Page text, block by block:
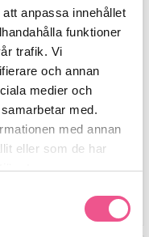
anpassa innehållet
funktioner
trafik. Vi
och annan
medier och
med.
med annan
eller som de har
Spray Bottle Magnetic
LÄGG I VARUKORGEN